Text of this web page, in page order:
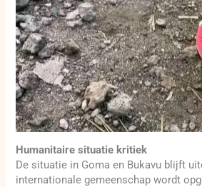
Humanitaire situatie kritiek
De situatie in Goma en Bukavu blijft
internationale gemeenschap wordt